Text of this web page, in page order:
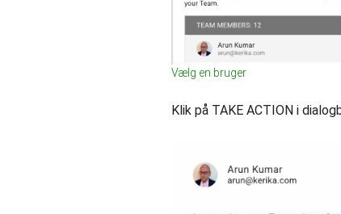
Vælg en bruger
Klik på TAKE ACTION i